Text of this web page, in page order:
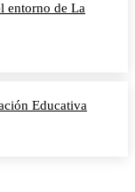
entorno de La
Educativa